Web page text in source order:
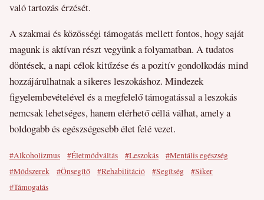
való tartozás érzését.
A szakmai és közösségi támogatás mellett fontos, hogy saját
magunk is aktívan részt vegyünk a folyamatban. A tudatos
döntések, a napi célok kitűzése és a pozitív gondolkodás mind
hozzájárulhatnak a sikeres leszokáshoz. Mindezek
figyelembevételével és a megfelelő támogatással a leszokás
nemcsak lehetséges, hanem elérhető céllá válhat, amely a
boldogabb és egészségesebb élet felé vezet.
#Alkoholizmus #Életmódváltás #Leszokás
#Mentális egészség
#Módszerek
#Önsegítő #Rehabilitáció #Segítség
#Siker
#Támogatás